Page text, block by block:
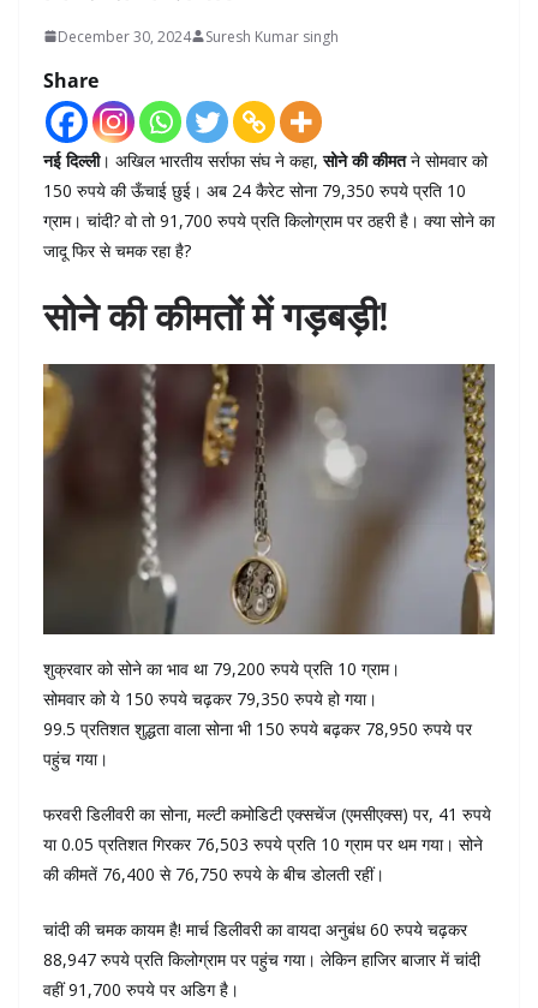
December 30, 2024 Suresh Kumar singh
Share
नई दिल्ली। अखिल भारतीय सर्राफा संघ ने कहा,सोने की कीमतने सोमवार को
150 रुपये की ऊँचाई छुई। अब 24 कैरेट सोना 79,350 रुपये प्रति 10
ग्राम। चांदी? वो तो 91,700 रुपये प्रति किलोग्राम पर ठहरी है। क्या सोने का
जादू फिर से चमक रहा है?
सोने की कीमतों में गड़बड़ी!
शुक्रवार को सोने का भाव था 79,200 रुपये प्रति 10 ग्राम।
सोमवार को ये 150 रुपये चढ़कर 79,350 रुपये हो गया।
99.5 प्रतिशत शुद्धता वाला सोना भी 150 रुपये बढ़कर 78,950 रुपये पर
पहुंच गया।
फरवरी डिलीवरी का सोना, मल्टी कमोडिटी एक्सचेंज (एमसीएक्स) पर, 41 रुपये
या 0.05 प्रतिशत गिरकर 76,503 रुपये प्रति 10 ग्राम पर थम गया। सोने
की कीमतें 76,400 से 76,750 रुपये के बीच डोलती रहीं।
चांदी की चमक कायम है! मार्च डिलीवरी का वायदा अनुबंध 60 रुपये चढ़कर
88,947 रुपये प्रति किलोग्राम पर पहुंच गया। लेकिन हाजिर बाजार में चांदी
वहीं 91,700 रुपये पर अडिग है।